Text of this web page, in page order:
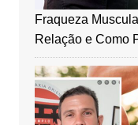
Fraqueza
Relação e Como